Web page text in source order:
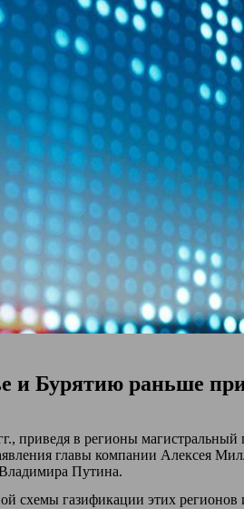
и Бурятию раньше
приведя в регионы
главы компании Алексея
Владимира Путина.
схемы газификации этих